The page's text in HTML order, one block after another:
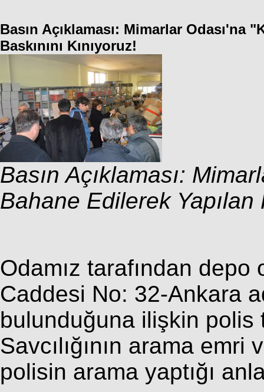
Basın Açıklaması: Mimarlar
Baskınını Kınıyoruz!
Basın Açıklaması:
Bahane Edilerek Yapılan
Odamız tarafından
Caddesi No: 32-Ankara
bulunduğuna ilişkin polis
Savcılığının arama
polisin arama yaptığı